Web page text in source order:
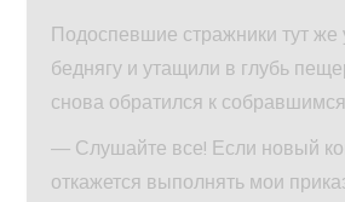
Подоспевшие стражники тут же
беднягу и утащили в глубь
снова обратился к
— Слушайте все! Если новый
откажется выполнять мои